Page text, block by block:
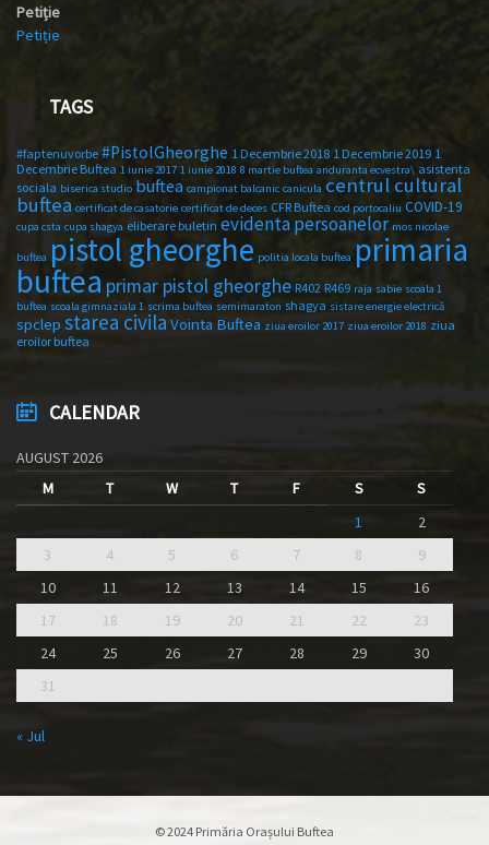
Petiție
Petiție
TAGS
#faptenuvorbe #PistolGheorghe 1 Decembrie 2018 1 Decembrie 2019 1
Decembrie Buftea 1 iunie 2017 1 iunie 2018 8 martie buftea anduranta ecvestra\ asistenta
sociala biserica studio buftea campionat balcanic canicula centrul cultural
buftea certificat de casatorie certificat de deces CFR Buftea cod portocaliu COVID-19
cupa csta cupa shagya eliberare buletin evidenta persoanelor mos nicolae
buftea pistol gheorghe politia locala buftea primaria
buftea primar pistol gheorghe R402 R469 raja sabie scoala 1
buftea scoala gimnaziala 1 scrima buftea semimaraton shagya sistare energie electrică
spclep starea civila Vointa Buftea ziua eroilor 2017 ziua eroilor 2018 ziua
eroilor buftea
CALENDAR
AUGUST 2026
M
T W T F S
S
1
2
3
4 5 6 7 8
9
10
11 12 13 14 15
16
17
18 19 20 21 22
23
24
25 26 27 28 29
30
31
« Jul
© 2024 Primăria Orașului Buftea